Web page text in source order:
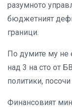
разумното
бюджетният
граници.
По думите му
над 3 на сто от
политики,
Финансовият